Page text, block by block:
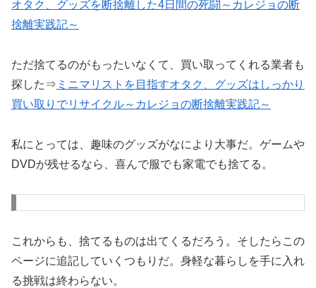
オタク、グッズを断捨離した4日間の死闘～カレジョの断
捨離実践記～
ただ捨てるのがもったいなくて、買い取ってくれる業者も
探した⇒ ミニマリストを目指すオタク、グッズはしっかり
買い取りでリサイクル～カレジョの断捨離実践記～
私にとっては、趣味のグッズがなにより大事だ。ゲームや
DVDが残せるなら、喜んで服でも家電でも捨てる。
これからも、捨てるものは出てくるだろう。そしたらこの
ページに追記していくつもりだ。身軽な暮らしを手に入れ
る挑戦は終わらない。